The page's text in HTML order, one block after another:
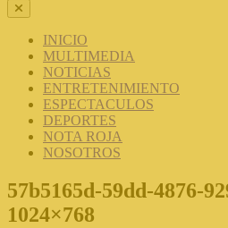
INICIO
MULTIMEDIA
NOTICIAS
ENTRETENIMIENTO
ESPECTACULOS
DEPORTES
NOTA ROJA
NOSOTROS
57b5165d-59dd-4876-
1024×768